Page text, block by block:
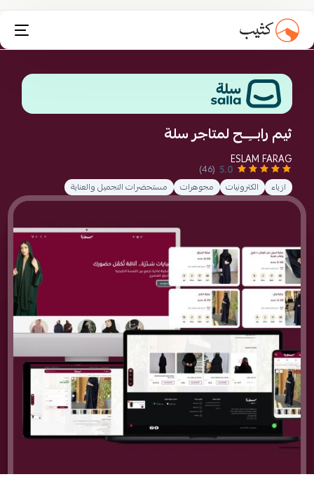
ثيم رابـــِــح لمتاجر سلة
ESLAM FARAG
5.0
(46)
ازياء الكترونيات مجوهرات مستحضرات التجميل والعناية